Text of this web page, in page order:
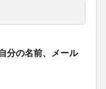
分の名前、メール